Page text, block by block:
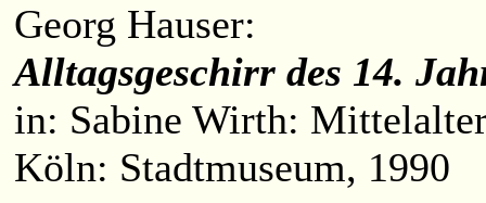
Georg Hauser:
Alltagsgeschirr des 14.
in: Sabine Wirth:
Köln: Stadtmuseum, 1990